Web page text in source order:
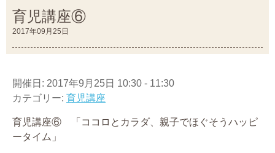
育児講座⑥
2017年09月25日
開催日: 2017年9月25日 10:30 - 11:30
カテゴリー: 育児講座
育児講座⑥ 「ココロとカラダ、親子でほぐそうハッピ
ータイム」